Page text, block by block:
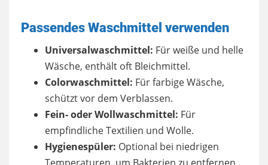
Passendes Waschmittel verwenden
Universalwaschmittel: Für weiße und helle
Wäsche, enthält oft Bleichmittel.
Colorwaschmittel: Für farbige Wäsche,
schützt vor dem Verblassen.
Fein- oder Wollwaschmittel: Für
empfindliche Textilien und Wolle.
Hygienespüler: Optional bei niedrigen